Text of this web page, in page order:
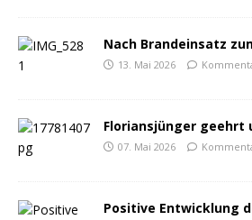
Nach Brandeinsatz
13. Mai 2026
Floriansjünger geehrt
07. Mai 2026
Positive Entwicklung